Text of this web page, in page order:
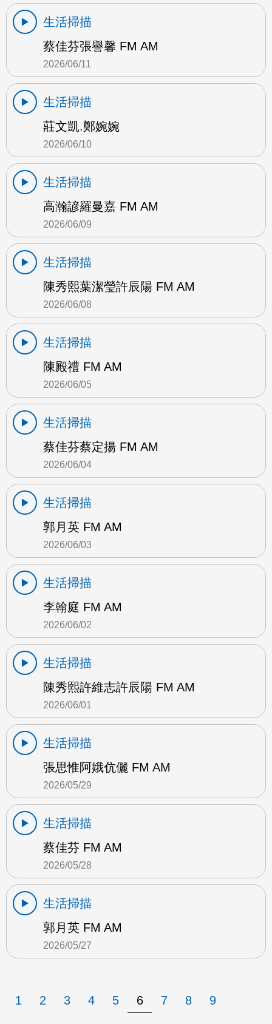
生活掃描
蔡佳芬張譽馨 FM AM
2026/06/11
生活掃描
莊文凱.鄭婉婉
2026/06/10
生活掃描
高瀚諺羅曼嘉 FM AM
2026/06/09
生活掃描
陳秀熙葉潔瑩許辰陽 FM AM
2026/06/08
生活掃描
陳殿禮 FM AM
2026/06/05
生活掃描
蔡佳芬蔡定揚 FM AM
2026/06/04
生活掃描
郭月英 FM AM
2026/06/03
生活掃描
李翰庭 FM AM
2026/06/02
生活掃描
陳秀熙許維志許辰陽 FM AM
2026/06/01
生活掃描
張思惟阿娥伉儷 FM AM
2026/05/29
生活掃描
蔡佳芬 FM AM
2026/05/28
生活掃描
郭月英 FM AM
2026/05/27
1 2 3 4 5 6 7 8 9